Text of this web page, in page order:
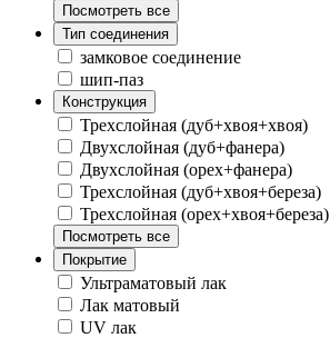
Посмотреть все
Тип соединения
замковое соединение
шип-паз
Конструкция
Трехслойная (дуб+хвоя+хвоя)
Двухслойная (дуб+фанера)
Двухслойная (орех+фанера)
Трехслойная (дуб+хвоя+береза)
Трехслойная (орех+хвоя+береза)
Посмотреть все
Покрытие
Ультраматовый лак
Лак матовый
UV лак